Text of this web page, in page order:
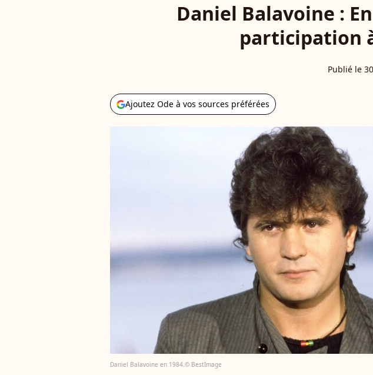
Daniel Balavoine :
participation
Publié le
Ajoutez Ode à vos sources préférées
Daniel Balavoine en 1984.© BestImage